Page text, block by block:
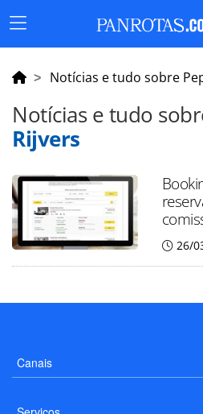
Menu
Principal
Notícias e tudo sobre
Notícias e tudo
Rijvers
26/
Canais